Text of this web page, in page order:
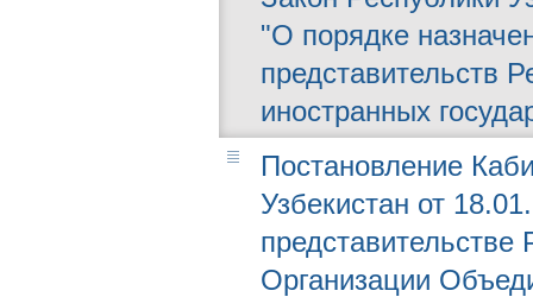
"О порядке
представительств
иностранных
Постановление
Узбекистан от
представительстве
Организации